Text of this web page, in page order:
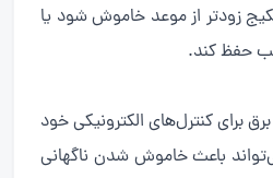
زودتر از موعد خاموش شود یا
حفظ کند.
برای کنترل‌های الکترونیکی خود
باعث خاموش شدن ناگهانی